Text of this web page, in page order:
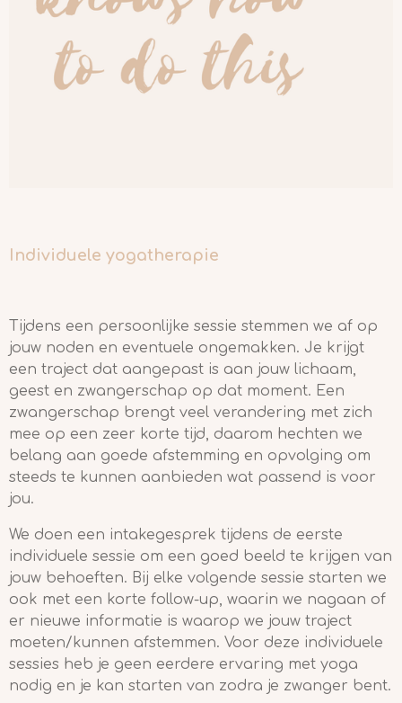
Individuele yogatherapie
Tijdens een persoonlijke sessie stemmen we af op
jouw noden en eventuele ongemakken. Je krijgt
een traject dat aangepast is aan jouw lichaam,
geest en zwangerschap op dat moment. Een
zwangerschap brengt veel verandering met zich
mee op een zeer korte tijd, daarom hechten we
belang aan goede afstemming en opvolging om
steeds te kunnen aanbieden wat passend is voor
jou.
We doen een intakegesprek tijdens de eerste
individuele sessie om een goed beeld te krijgen van
jouw behoeften. Bij elke volgende sessie starten we
ook met een korte follow-up, waarin we nagaan of
er nieuwe informatie is waarop we jouw traject
moeten/kunnen afstemmen. Voor deze individuele
sessies heb je geen eerdere ervaring met yoga
nodig en je kan starten van zodra je zwanger bent.